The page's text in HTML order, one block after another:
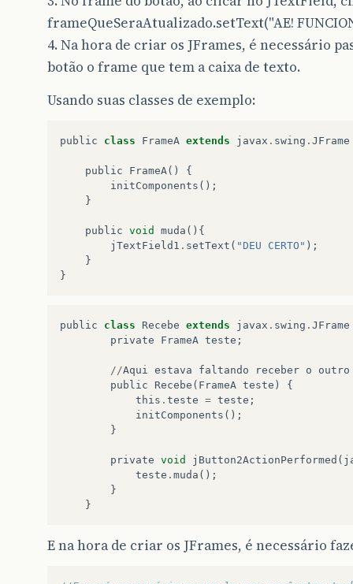
frameQueSeraAtualizado.setText("AE!
4. Na hora de criar os JFrames, é necessário
botão o frame que tem a caixa de texto.
Usando suas classes de exemplo:
public class FrameA extends javax . swing . JFrame
public FrameA()
{
initComponents ();
}
public void muda (){
jTextField1 . setText ( "DEU CERTO" );
}
}
public class Recebe extends javax . swing . JFrame
private
FrameA teste ;
//Aqui estava faltando receber o
outro
public
Recebe ( FrameA teste )
{
this . teste = teste ;
initComponents ();
}
private void jButton2ActionPerformed (
teste . muda ();
}
}
E na hora de criar os JFrames, é necessário